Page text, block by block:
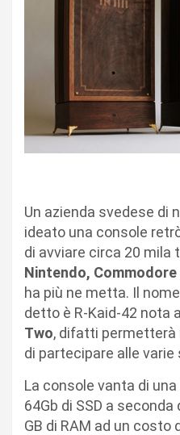
Un azienda svedese di
ideato una console
di avviare circa 20 mila
Nintendo, Commodore
ha più ne metta. Il
detto è R-Kaid-42 nota
Two, difatti permetterà
di partecipare alle varie
La console vanta di una
64Gb di SSD a
GB di RAM ad un costo